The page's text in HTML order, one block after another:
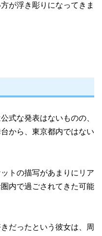
が浮き彫りになってきま
式な発表はないものの、
から、東京都内ではない
トの描写があまりにリア
内で過ごされてきた可能
だったという彼女は、周